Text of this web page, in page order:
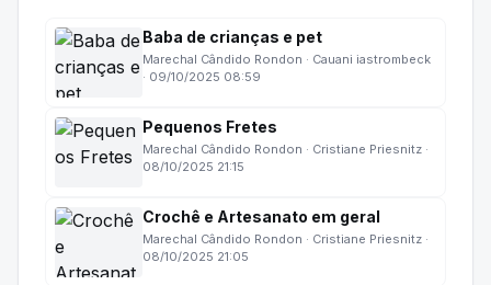
Baba de crianças e pet
Marechal Cândido Rondon · Cauani iastrombeck
· 09/10/2025 08:59
Pequenos Fretes
Marechal Cândido Rondon · Cristiane Priesnitz ·
08/10/2025 21:15
Crochê e Artesanato em geral
Marechal Cândido Rondon · Cristiane Priesnitz ·
08/10/2025 21:05